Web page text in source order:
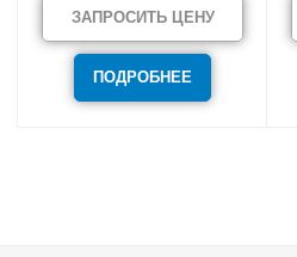
ЗАПРОСИТЬ ЦЕНУ
ПОДРОБНЕЕ